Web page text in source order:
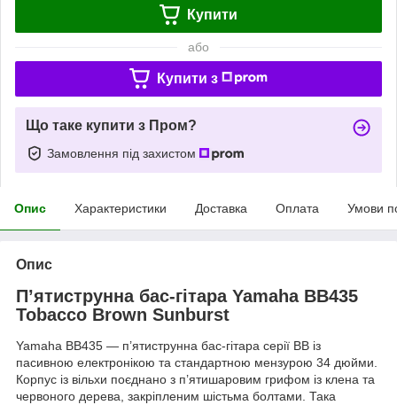
Купити
або
Купити з
Що таке купити з Пром?
Замовлення під захистом
Опис Характеристики Доставка Оплата Умови
Опис
П’ятиструнна бас-гітара Yamaha BB435
Tobacco Brown Sunburst
Yamaha BB435 — п’ятиструнна бас-гітара серії BB із
пасивною електронікою та стандартною мензурою 34 дюйми.
Корпус із вільхи поєднано з п’ятишаровим грифом із клена та
червоного дерева, закріпленим шістьма болтами. Така